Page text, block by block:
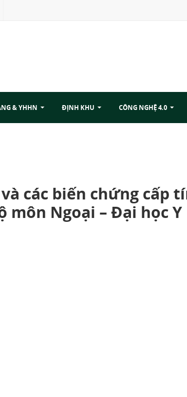
& YHHN ĐỊNH KHU CÔNG NGHỆ 4.0
các biến chứng cấp
môn Ngoại – Đại học